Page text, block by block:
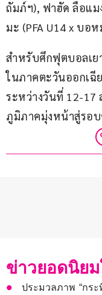
ถัมภ์ฯ), ฟาฮัด ลือแ
มะ (PFA U14 x บอ
สำหรับศึกฟุตบอลเย
ในภาคตะวันออกเ
ระหว่างวันที่ 12-17
ภูมิภาคมุ่งหน้าสู่รอ
ข่าวยอดนิย
ประมวลภาพ “กร